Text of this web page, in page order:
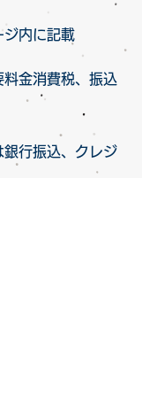
ジ内に記載
金消費税、振込
行振込、クレジ